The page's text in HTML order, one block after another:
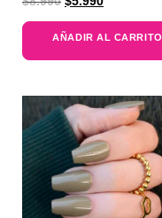
AÑADIR AL CARRITO